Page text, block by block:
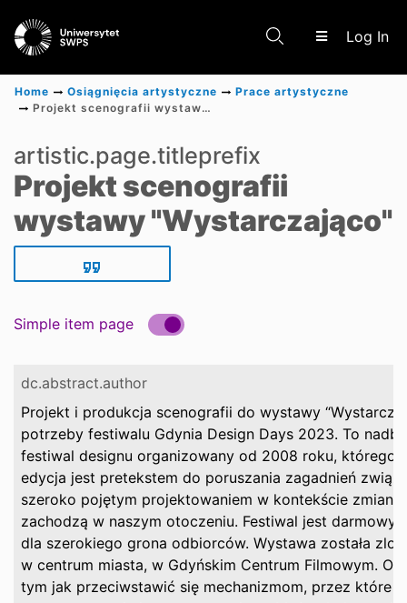
Log In
Scientific research results
Home Osiągnięcia artystyczne
Prace artystyczne
Projekt scenografii wystawy "Wystarczająco"
artistic.page.titleprefix
Projekt scenografii
wystawy "Wystarczająco"
Simple item page
dc.abstract.author
Projekt i produkcja scenografii do wystawy
potrzeby festiwalu Gdynia Design Days 2023. To
festiwal designu organizowany od 2008 roku, którego
edycja jest pretekstem do poruszania zagadnień
szeroko pojętym projektowaniem w kontekście zmian,
zachodzą w naszym otoczeniu. Festiwal jest darmowy
dla szerokiego grona odbiorców. Wystawa została
w centrum miasta, w Gdyńskim Centrum Filmowym.
tym jak przeciwstawić się mechanizmom, przez które